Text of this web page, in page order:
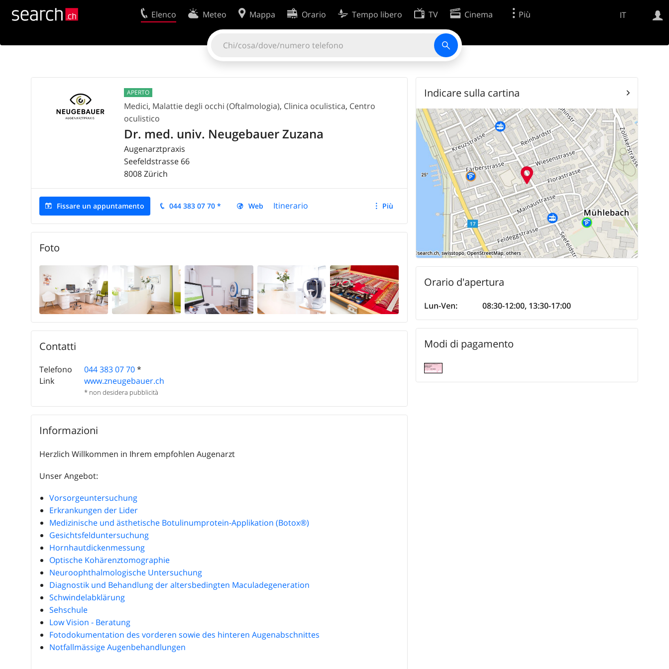
IT
Elenco Meteo Mappa Orario Tempo libero TV Cinema Più
APERTO
Medici, Malattie degli occhi (Oftalmologia), Clinica oculistica, Centro
oculistico
Dr. med. univ. Neugebauer Zuzana
Augenarztpraxis
Seefeldstrasse 66
8008Zürich
Più
Fissare un appuntamento 044 383 07 70 * Web Itinerario
Modificare
Foto
Contatti
Telefono 044 383 07 70*
Link
www.zneugebauer.ch
* non desidera pubblicità
Informazioni
Herzlich Willkommen in Ihrem empfohlen Augenarzt
Unser Angebot:
Vorsorgeuntersuchung
Erkrankungen der Lider
Medizinische und ästhetische Botulinumprotein-Applikation (Botox®️)
Gesichtsfelduntersuchung
Hornhautdickenmessung
Optische Kohärenztomographie
Neuroophthalmologische Untersuchung
Diagnostik und Behandlung der altersbedingten Maculadegeneration
Schwindelabklärung
Sehschule
Low Vision - Beratung
Fotodokumentation des vorderen sowie des hinteren Augenabschnittes
Notfallmässige Augenbehandlungen
Indicare sulla cartina
Orario d'apertura
Lun-Ven: 08:30-12:00, 13:30-17:00
Modi di pagamento
Il vostro profolio
Istruzione per l'uso
Informazioni Legali
Contatti
Condizioni d’uso
Protezione dei dati
Preferenze cookie
Sviluppatori